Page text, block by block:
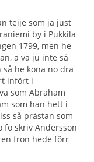
teije som ja just
by i Pukkila
1799, men he
ä va ju inte så
he kona no dra
infört i
som Abraham
som han hett i
så prästan som
fo skriv Andersson
fron hede förr